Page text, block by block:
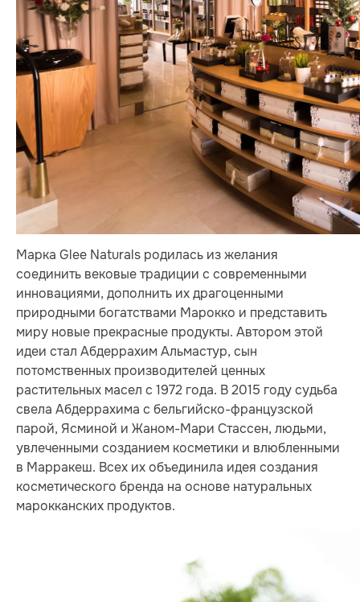
Марка Glee Naturals родилась из желания
соединить вековые традиции с современными
инновациями, дополнить их драгоценными
природными богатствами Марокко и представить
миру новые прекрасные продукты. Автором этой
идеи стал Абдеррахим Альмастур, сын
потомственных производителей ценных
растительных масел с 1972 года. В 2015 году судьба
свела Абдеррахима с бельгийско-французской
парой, Ясминой и Жаном-Мари Стассен, людьми,
увлеченными созданием косметики и влюбленными
в Марракеш. Всех их объединила идея создания
косметического бренда на основе натуральных
марокканских продуктов.